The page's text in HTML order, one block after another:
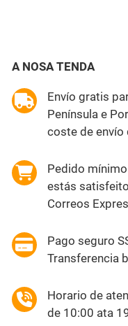
A NOSA TENDA
Envío gratis
Península e
coste de envío
Pedido
estás
Correos
Pago seguro
Transferencia
Horario de
de 10:00 ata